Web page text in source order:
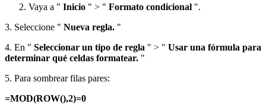
Vaya a " Inicio " > " Formato condicional ".
3. Seleccione " Nueva regla. "
4. En " Seleccionar un tipo de regla " > " Usar una fórmula para
determinar qué celdas formatear. "
5. Para sombrear filas pares:
=MOD(ROW(),2)=0